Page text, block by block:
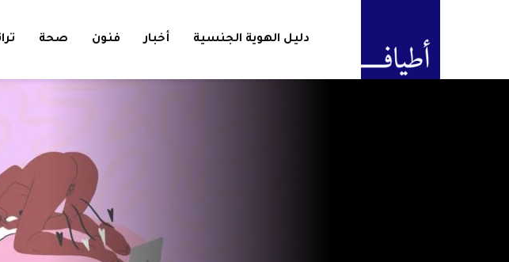
دليل الهوية الجنسية أخبار فنون صحة